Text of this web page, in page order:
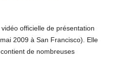
officielle de présentation
2009 à San Francisco). Elle
de nombreuses